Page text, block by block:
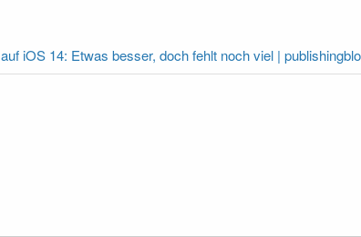
iOS 14: Etwas besser, doch fehlt noch viel |